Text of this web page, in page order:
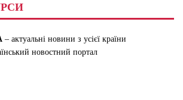
– актуальні новини з усієї країни
новостний портал